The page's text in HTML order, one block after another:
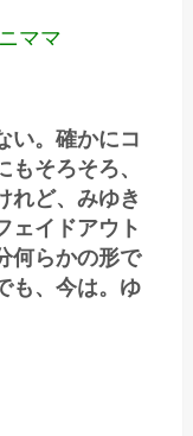
ママ
い。確かにコ
そろそろ、
れど、みゆき
ェイドアウト
何らかの形で
も、今は。ゆ